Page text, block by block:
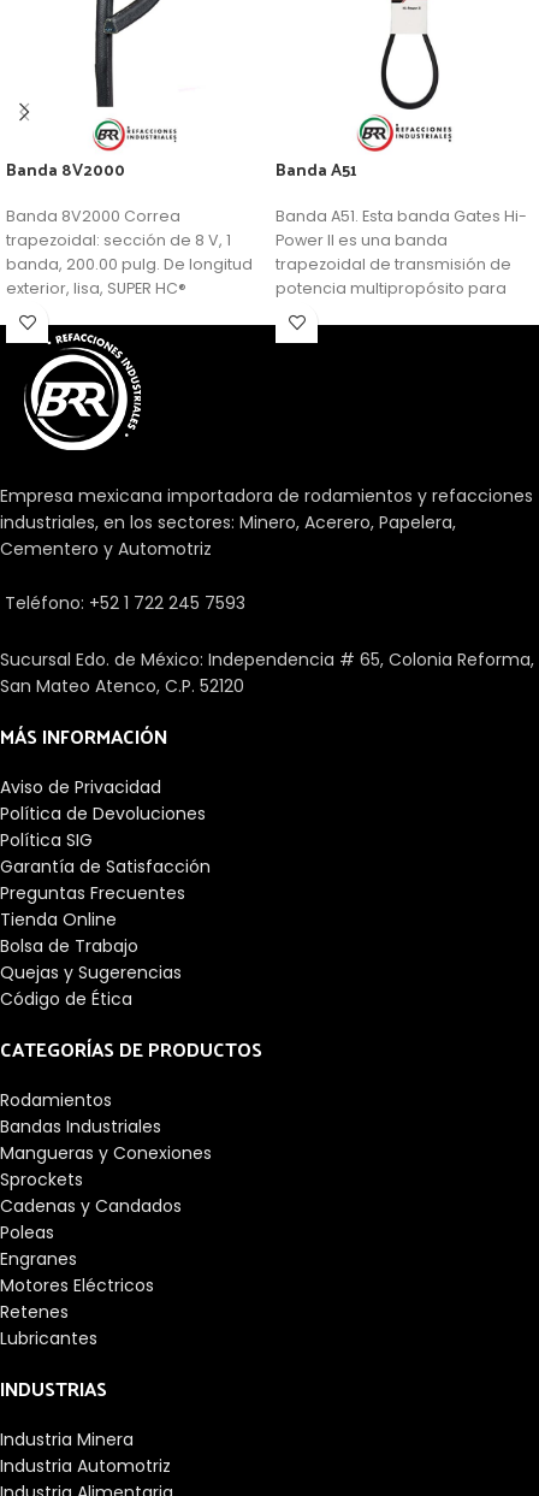
Banda 8V2000
Banda 8V2000 Correa
trapezoidal: sección de 8 V, 1
banda, 200.00 pulg. De longitud
exterior, lisa, SUPER HC®
Banda A51
Banda A51. Esta banda Gates Hi-
Power II es una banda
trapezoidal de transmisión de
potencia multipropósito para
aplicaciones generalizadas.
Empresa mexicana importadora de rodamientos y refacciones
industriales, en los sectores: Minero, Acerero, Papelera,
Cementero y Automotriz
Teléfono: +52 1 722 245 7593
Sucursal Edo. de México: Independencia # 65, Colonia Reforma,
San Mateo Atenco, C.P. 52120
MÁS INFORMACIÓN
Aviso de Privacidad
Política de Devoluciones
Política SIG
Garantía de Satisfacción
Preguntas Frecuentes
Tienda Online
Bolsa de Trabajo
Quejas y Sugerencias
Código de Ética
CATEGORÍAS DE PRODUCTOS
Rodamientos
Bandas Industriales
Mangueras y Conexiones
Sprockets
Cadenas y Candados
Poleas
Engranes
Motores Eléctricos
Retenes
Lubricantes
INDUSTRIAS
Industria Minera
Industria Automotriz